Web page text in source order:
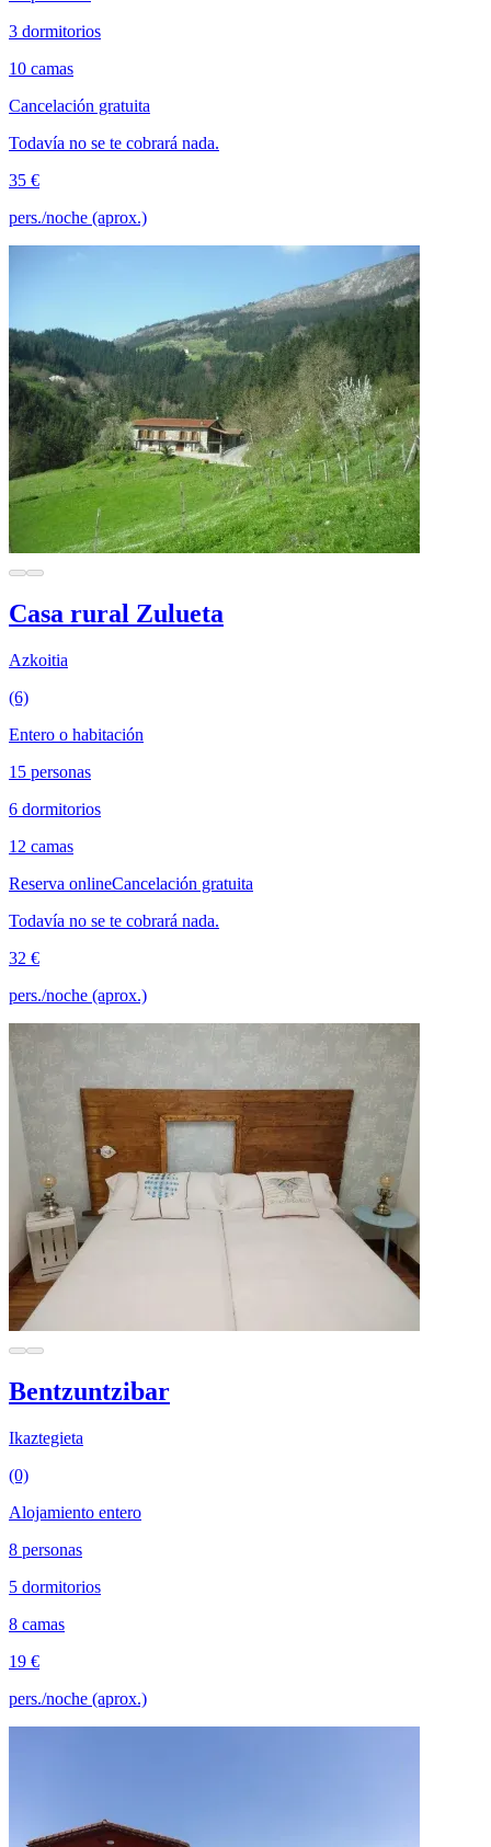
3 dormitorios
10 camas
Cancelación gratuita
Todavía no se te cobrará nada.
35 €
pers./noche (aprox.)
Casa rural Zulueta
Azkoitia
(6)
Entero o habitación
15 personas
6 dormitorios
12 camas
Reserva onlineCancelación gratuita
Todavía no se te cobrará nada.
32 €
pers./noche (aprox.)
Bentzuntzibar
Ikaztegieta
(0)
Alojamiento entero
8 personas
5 dormitorios
8 camas
19 €
pers./noche (aprox.)